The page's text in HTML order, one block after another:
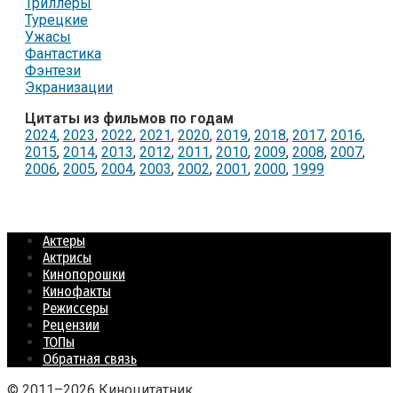
Турецкие
Ужасы
Фантастика
Фэнтези
Экранизации
Цитаты из фильмов по годам
2024, 2023, 2022, 2021, 2020, 2019, 2018, 2017, 2016,
2015, 2014, 2013, 2012, 2011, 2010, 2009, 2008, 2007,
2006, 2005, 2004, 2003, 2002, 2001, 2000, 1999
Актеры
Актрисы
Кинопорошки
Кинофакты
Режиссеры
Рецензии
ТОПы
Обратная связь